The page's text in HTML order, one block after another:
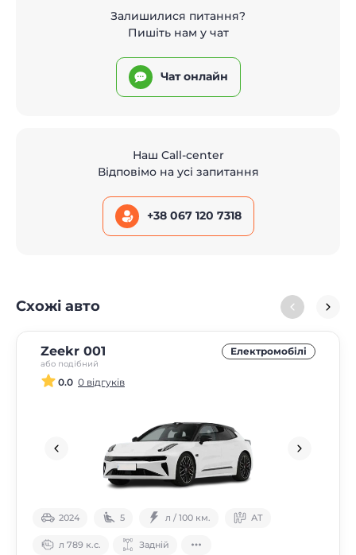
Залишилися питання?
Пишіть нам у чат
Чат онлайн
Наш Call-center
Відповімо на усі запитання
+38 067 120 7318
Схожі авто
Zeekr 001
або подібний
Електромобілі
0.0 0 відгуків
2024 5 л / 100 км. АТ
л 789 к.с. Задній